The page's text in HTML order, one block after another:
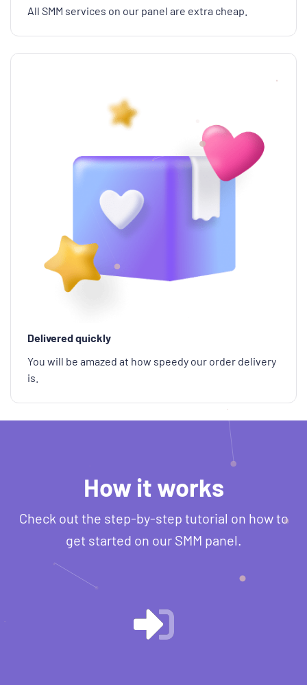
All SMM services on our panel are extra cheap.
Delivered quickly
You will be amazed at how speedy our order delivery
is.
How it works
Check out the step-by-step tutorial on how to
get started on our SMM panel.